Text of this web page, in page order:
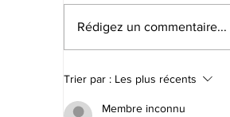
Rédigez un commentaire...
Trier par : Les plus récents
Membre inconnu